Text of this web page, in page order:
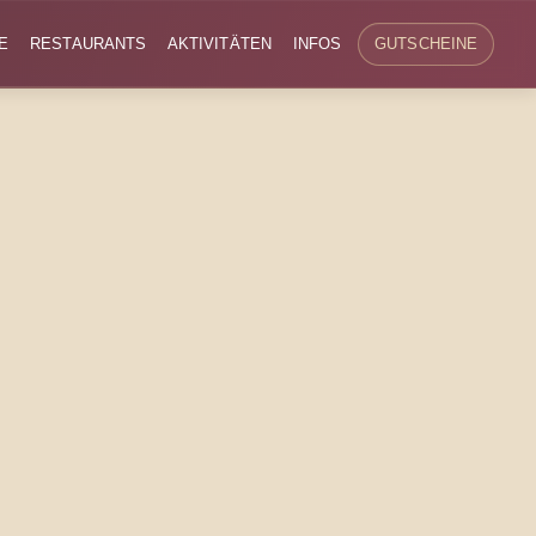
RESTAURANTS AKTIVITÄTEN INFOS GUTSCHEINE